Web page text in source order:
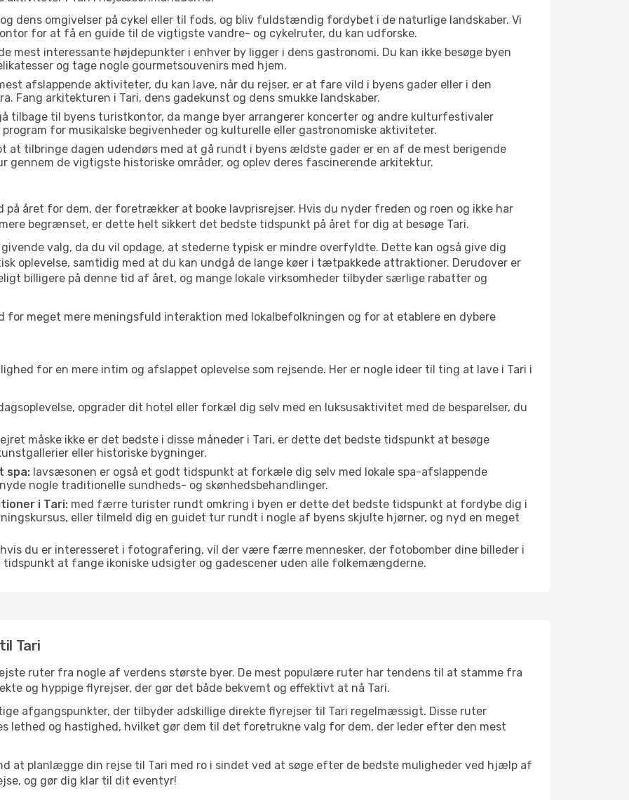
dens omgivelser på cykel eller til fods, og bliv fuldstændig fordybet i de naturlige landskaber. Vi
for at få en guide til de vigtigste vandre- og cykelruter, du kan udforske.
mest interessante højdepunkter i enhver by ligger i dens gastronomi. Du kan ikke besøge byen
og tage nogle gourmetsouvenirs med hjem.
afslappende aktiviteter, du kan lave, når du rejser, er at fare vild i byens gader eller i den
Fang arkitekturen i Tari, dens gadekunst og dens smukke landskaber.
tilbage til byens turistkontor, da mange byer arrangerer koncerter og andre kulturfestivaler
for musikalske begivenheder og kulturelle eller gastronomiske aktiviteter.
at tilbringe dagen udendørs med at gå rundt i byens ældste gader er en af de mest berigende
gennem de vigtigste historiske områder, og oplev deres fascinerende arkitektur.
året for dem, der foretrækker at booke lavprisrejser. Hvis du nyder freden og roen og ikke har
begrænset, er dette helt sikkert det bedste tidspunkt på året for dig at besøge Tari.
valg, da du vil opdage, at stederne typisk er mindre overfyldte. Dette kan også give dig
oplevelse, samtidig med at du kan undgå de lange køer i tætpakkede attraktioner. Derudover er
billigere på denne tid af året, og mange lokale virksomheder tilbyder særlige rabatter og
for meget mere meningsfuld interaktion med lokalbefolkningen og for at etablere en dybere
for en mere intim og afslappet oplevelse som rejsende. Her er nogle ideer til ting at lave i Tari i
opgrader dit hotel eller forkæl dig selv med en luksusaktivitet med de besparelser, du
måske ikke er det bedste i disse måneder i Tari, er dette det bedste tidspunkt at besøge
eller historiske bygninger.
spa: lavsæsonen er også et godt tidspunkt at forkæle dig selv med lokale spa-afslappende
nogle traditionelle sundheds- og skønhedsbehandlinger.
i Tari: med færre turister rundt omkring i byen er dette det bedste tidspunkt at fordybe dig i
eller tilmeld dig en guidet tur rundt i nogle af byens skjulte hjørner, og nyd en meget
hvis du er interesseret i fotografering, vil der være færre mennesker, der fotobomber dine billeder i
at fange ikoniske udsigter og gadescener uden alle folkemængderne.
Tari
ruter fra nogle af verdens største byer. De mest populære ruter har tendens til at stamme fra
og hyppige flyrejser, der gør det både bekvemt og effektivt at nå Tari.
afgangspunkter, der tilbyder adskillige direkte flyrejser til Tari regelmæssigt. Disse ruter
lethed og hastighed, hvilket gør dem til det foretrukne valg for dem, der leder efter den mest
at planlægge din rejse til Tari med ro i sindet ved at søge efter de bedste muligheder ved hjælp af
og gør dig klar til dit eventyr!